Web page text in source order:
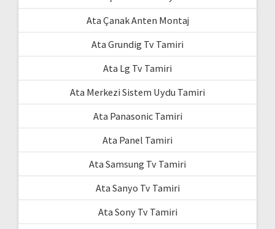
Ata Çanak Anten Montaj
Ata Grundig Tv Tamiri
Ata Lg Tv Tamiri
Ata Merkezi Sistem Uydu Tamiri
Ata Panasonic Tamiri
Ata Panel Tamiri
Ata Samsung Tv Tamiri
Ata Sanyo Tv Tamiri
Ata Sony Tv Tamiri